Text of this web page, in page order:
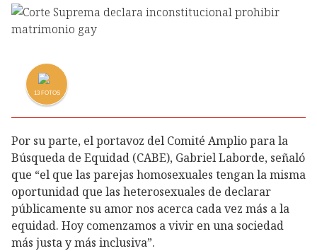
13FOTOS
Por su parte, el portavoz del Comité Amplio para la
Búsqueda de Equidad (CABE), Gabriel Laborde, señaló
que “el que las parejas homosexuales tengan la misma
oportunidad que las heterosexuales de declarar
públicamente su amor nos acerca cada vez más a la
equidad. Hoy comenzamos a vivir en una sociedad
más justa y más inclusiva”.